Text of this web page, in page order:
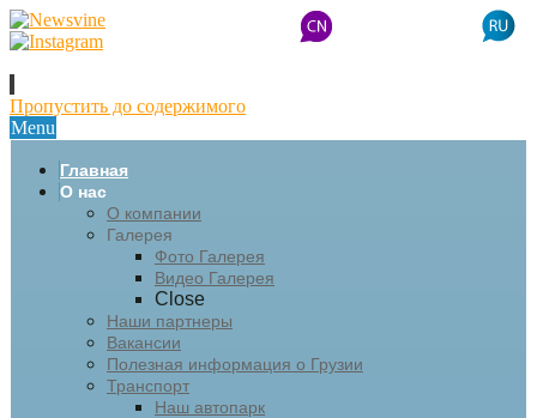
Пропустить до содержимого
Menu
Главная
О нас
О компании
Галерея
Фото Галерея
Видео Галерея
Close
Наши партнеры
Вакансии
Полезная информация о Грузии
Транспорт
Наш автопарк